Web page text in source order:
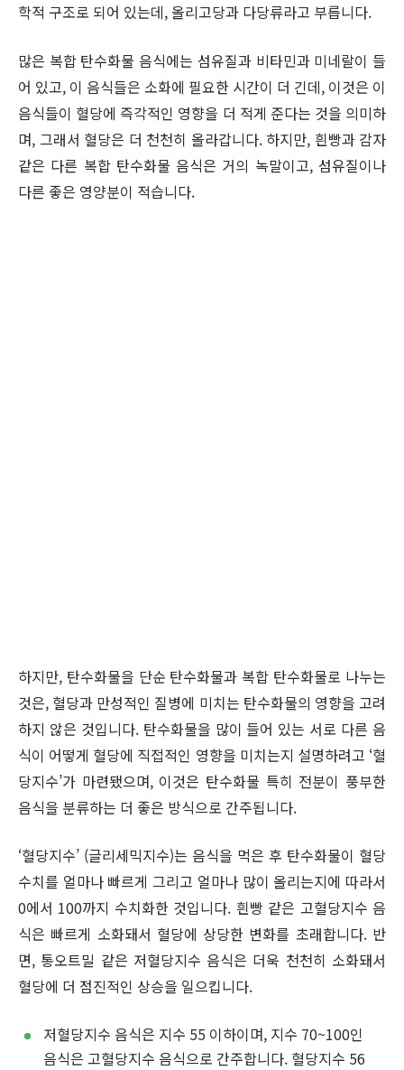
학적 구조로 되어 있는데, 올리고당과 다당류라고 부릅니다.
많은 복합 탄수화물 음식에는 섬유질과 비타민과 미네랄이 들
어 있고, 이 음식들은 소화에 필요한 시간이 더 긴데, 이것은 이
음식들이 혈당에 즉각적인 영향을 더 적게 준다는 것을 의미하
며, 그래서 혈당은 더 천천히 올라갑니다. 하지만, 흰빵과 감자
같은 다른 복합 탄수화물 음식은 거의 녹말이고, 섬유질이나
다른 좋은 영양분이 적습니다.
하지만, 탄수화물을 단순 탄수화물과 복합 탄수화물로 나누는
것은, 혈당과 만성적인 질병에 미치는 탄수화물의 영향을 고려
하지 않은 것입니다. 탄수화물을 많이 들어 있는 서로 다른 음
식이 어떻게 혈당에 직접적인 영향을 미치는지 설명하려고 ‘혈
당지수’가 마련됐으며, 이것은 탄수화물 특히 전분이 풍부한
음식을 분류하는 더 좋은 방식으로 간주됩니다.
‘혈당지수’ (글리세믹지수)는 음식을 먹은 후 탄수화물이 혈당
수치를 얼마나 빠르게 그리고 얼마나 많이 올리는지에 따라서
0에서 100까지 수치화한 것입니다. 흰빵 같은 고혈당지수 음
식은 빠르게 소화돼서 혈당에 상당한 변화를 초래합니다. 반
면, 통오트밀 같은 저혈당지수 음식은 더욱 천천히 소화돼서
혈당에 더 점진적인 상승을 일으킵니다.
저혈당지수 음식은 지수 55 이하이며, 지수 70~100인
음식은 고혈당지수 음식으로 간주합니다. 혈당지수 56